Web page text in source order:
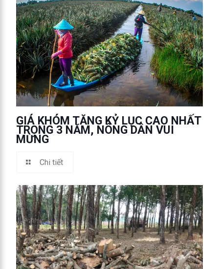
GIÁ KHÓM TĂNG KỶ LỤC CAO NHẤT
TRONG 3 NĂM, NÔNG DÂN VUI
MỪNG
Chi tiết